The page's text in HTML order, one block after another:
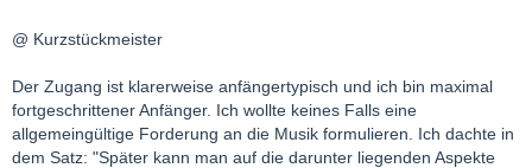
@ Kurzstückmeister
Der Zugang ist klarerweise anfängertypisch und ich bin maximal
fortgeschrittener Anfänger. Ich wollte keines Falls eine
allgemeingültige Forderung an die Musik formulieren. Ich dachte in
dem Satz: "Später kann man auf die darunter liegenden Aspekte